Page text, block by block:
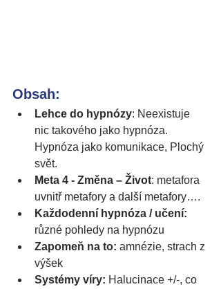
Obsah:
Lehce do hypnózy: Neexistuje
nic takového jako hypnóza.
Hypnóza jako komunikace, Plochý
svět.
Meta 4 - Změna – Život: metafora
uvnitř metafory a další metafory….
Každodenní hypnóza / učení:
různé pohledy na hypnózu
Zapomeň na to: amnézie, strach z
výšek
Systémy víry: Halucinace +/-, co